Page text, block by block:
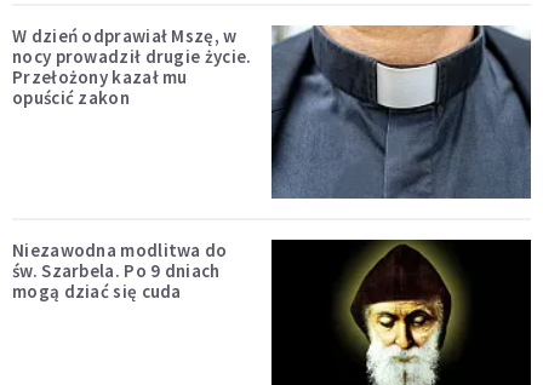
W dzień odprawiał Mszę, w
nocy prowadził drugie życie.
Przełożony kazał mu
opuścić zakon
Niezawodna modlitwa do
św. Szarbela. Po 9 dniach
mogą dziać się cuda